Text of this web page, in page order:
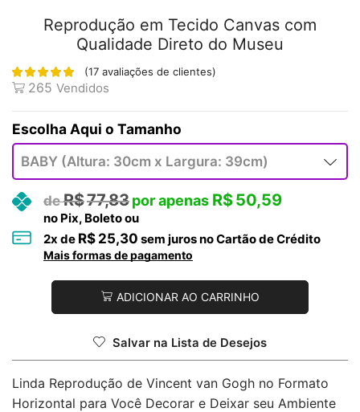
Reprodução em Tecido Canvas com
Qualidade Direto do Museu
(17 avaliações de clientes)
265 Vendidos
Tamanho
R$77,83 R$50,59
no Pix, Boleto ou
2x de R$ 25,30 sem juros no Cartão de Crédito
Mais formas de pagamento
ADICIONAR AO CARRINHO
Salvar na Lista de Desejos
Linda Reprodução de Vincent van Gogh no Formato
Horizontal para Você Decorar e Deixar seu Ambiente